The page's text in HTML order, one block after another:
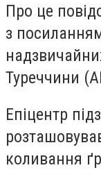
Про це
з
Туреччини
Епіцентр
коливання